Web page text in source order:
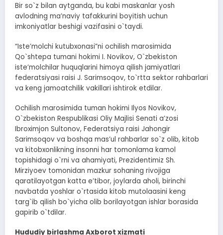
Bir so`z bilan aytganda, bu kabi maskanlar yosh
avlodning maʼnaviy tafakkurini boyitish uchun
imkoniyatlar beshigi vazifasini o`taydi.
“Isteʼmolchi kutubxonasi”ni ochilish marosimida
Qo`shtepa tumani hokimi I. Novikov, O`zbekiston
isteʼmolchilar huquqlarini himoya qilish jamiyatlari
federatsiyasi raisi J. Sarimsoqov, to`rtta sektor rahbarlari
va keng jamoatchilik vakillari ishtirok etdilar.
Ochilish marosimida tuman hokimi Ilyos Novikov,
O`zbekiston Respublikasi Oliy Majlisi Senati aʼzosi
Ibroximjon Sultonov, Federatsiya raisi Jahongir
Sarimsoqov va boshqa masʼul rahbarlar so`z olib, kitob
va kitobxonlikning insonni har tomonlama kamol
topishidagi o`rni va ahamiyati, Prezidentimiz Sh.
Mirziyoev tomonidan mazkur sohaning rivojiga
qaratilayotgan katta eʼtibor, joylarda aholi, birinchi
navbatda yoshlar o`rtasida kitob mutolaasini keng
targ`ib qilish bo`yicha olib borilayotgan ishlar borasida
gapirib o`tdilar.
Hududiy birlashma Axborot xizmati